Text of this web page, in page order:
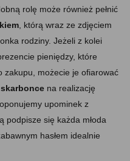
rolę może również pełnić
, którą wraz ze zdjęciem
rodziny. Jeżeli z kolei
pieniędzy, które
zakupu, możecie je ofiarować
na realizację
upominek z
podpisze się każda młoda
hasłem idealnie